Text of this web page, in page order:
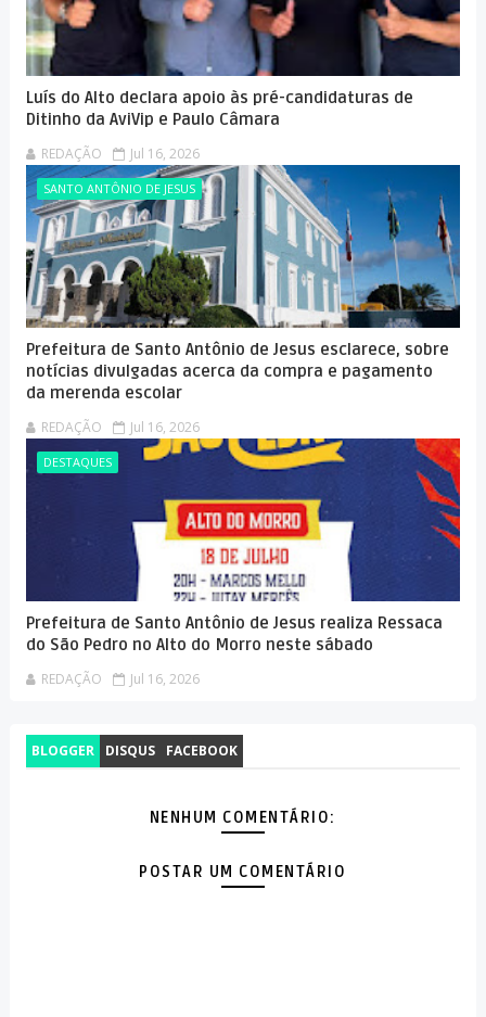
Luís do Alto declara apoio às pré-candidaturas de
Ditinho da AviVip e Paulo Câmara
REDAÇÃO Jul 16, 2026
SANTO ANTÔNIO DE JESUS
Prefeitura de Santo Antônio de Jesus esclarece, sobre
notícias divulgadas acerca da compra e pagamento
da merenda escolar
REDAÇÃO Jul 16, 2026
DESTAQUES
Prefeitura de Santo Antônio de Jesus realiza Ressaca
do São Pedro no Alto do Morro neste sábado
REDAÇÃO Jul 16, 2026
BLOGGER DISQUS FACEBOOK
NENHUM COMENTÁRIO:
POSTAR UM COMENTÁRIO